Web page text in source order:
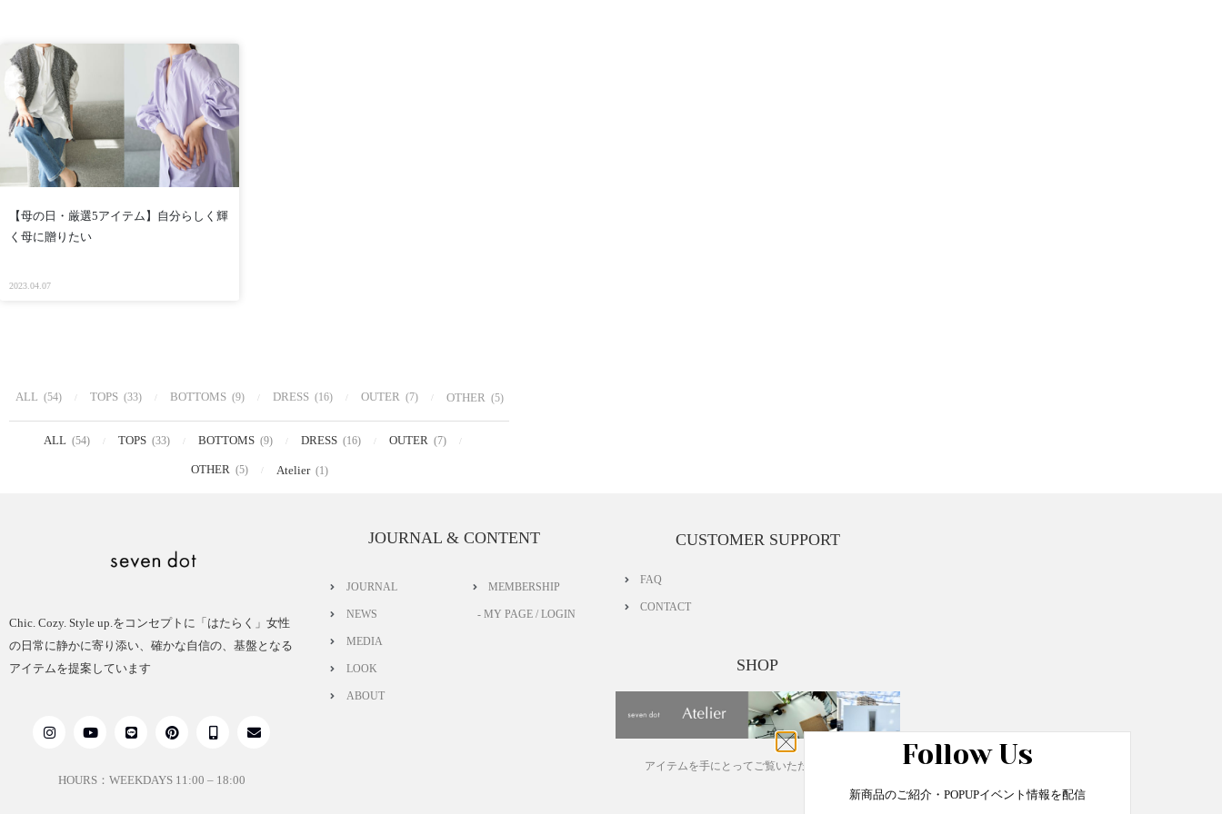
【母の日・厳選5アイテム】自分らしく輝
く母に贈りたい
2023.04.07
ALL (54) TOPS (33) BOTTOMS (9) DRESS (16) OUTER (7) OTHER (5)
ALL (54) TOPS (33) BOTTOMS (9) DRESS (16) OUTER (7)
OTHER (5) Atelier (1)
Chic. Cozy. Style up.をコンセプトに「はたらく」女性
の日常に静かに寄り添い、確かな自信の、基盤となる
アイテムを提案しています
HOURS：WEEKDAYS 11:00 – 18:00
JOURNAL & CONTENT
JOURNAL
NEWS
MEDIA
LOOK
ABOUT
MEMBERSHIP
- MY PAGE / LOGIN
CUSTOMER SUPPORT
FAQ
CONTACT
SHOP
アイテムを手にとってご覧いただける予約制店舗 Follow Us
新商品のご紹介・POPUPイベント情報を配信